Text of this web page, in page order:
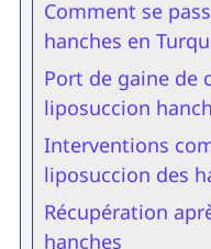
Comment se
hanches en
Port de gaine de
liposuccion
Interventions
liposuccion des
Récupération
hanches